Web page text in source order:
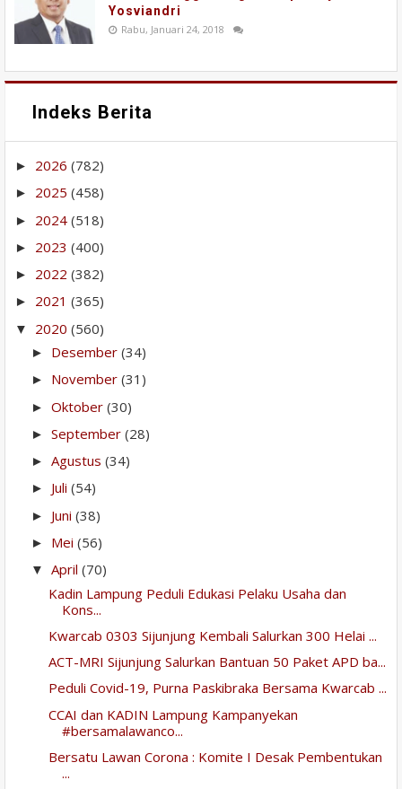
Yosviandri
Rabu, Januari 24, 2018
Indeks Berita
► 2026 (782)
► 2025 (458)
► 2024 (518)
► 2023 (400)
► 2022 (382)
► 2021 (365)
▼ 2020 (560)
► Desember (34)
► November (31)
► Oktober (30)
► September (28)
► Agustus (34)
► Juli (54)
► Juni (38)
► Mei (56)
▼ April (70)
Kadin Lampung Peduli Edukasi Pelaku Usaha dan
Kons...
Kwarcab 0303 Sijunjung Kembali Salurkan 300 Helai ...
ACT-MRI Sijunjung Salurkan Bantuan 50 Paket APD ba...
Peduli Covid-19, Purna Paskibraka Bersama Kwarcab ...
CCAI dan KADIN Lampung Kampanyekan
#bersamalawanco...
Bersatu Lawan Corona : Komite I Desak Pembentukan
...